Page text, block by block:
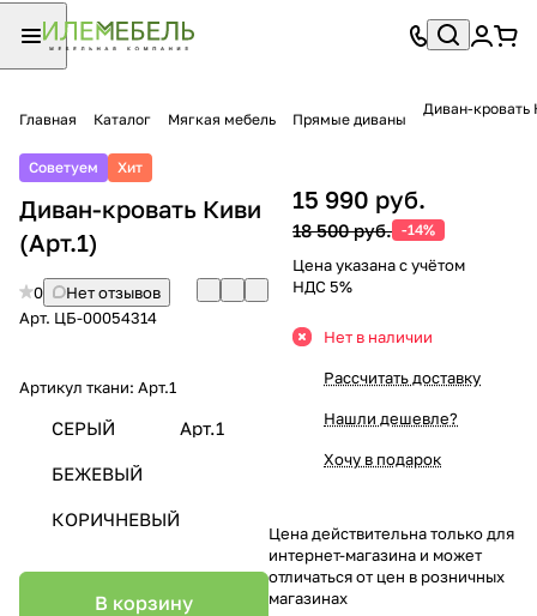
Главная Каталог Мягкая мебель Прямые диваны
Диван-кровать
Советуем Хит
Диван-кровать Киви
(Арт.1)
0
Нет отзывов
Арт. ЦБ-00054314
Артикул ткани: Арт.1
СЕРЫЙ Арт.1
БЕЖЕВЫЙ
КОРИЧНЕВЫЙ
В корзину
15 990 руб.
18 500 руб. -14%
Цена указана с учётом
НДС 5%
Нет в наличии
Рассчитать доставку
Нашли дешевле?
Хочу в подарок
Цена действительна только для
интернет-магазина и может
отличаться от цен в розничных
магазинах